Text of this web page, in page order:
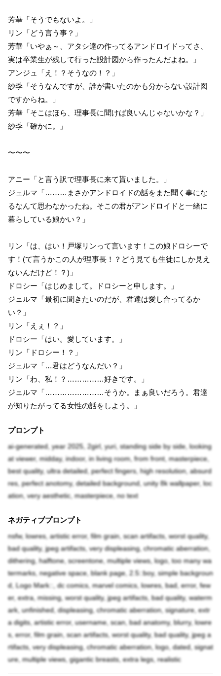
芳華「そうでもないよ。」
リン「どう言う事？」
芳華「いやぁ～、アタシ達の作ってるアンドロイドってさ、
実は卒業生が残して行った設計図から作ったんだよね。」
アンジュ「え！？そうなの！？」
紗季「そうなんですが、誰が書いたのかも分からない設計図
ですからね。」
芳華「そこはほら、理事長に聞けば良いんじゃないかな？」
紗季「確かに。」
〜〜〜
アニー「と言う訳で理事長に来て貰いました。」
ジェルマ「………まさかアンドロイドの話をまた聞く事にな
るなんて思わなかったね。そこの君がアンドロイドと一緒に
暮らしている娘かい？」
リン「は、はい！戸塚リンって言います！この娘ドロシーで
す！(て言うかこの人が理事長！？どう見ても生徒にしか見え
ないんだけど！？)」
ドロシー「はじめまして。ドロシーと申します。」
ジェルマ「最初に聞きたいのだが、君達は愛し合ってるか
い？」
リン「えぇ！？」
ドロシー「はい。愛しています。」
リン「ドロシー！？」
ジェルマ「…君はどうなんだい？」
リン「わ、私！？……………好きです。」
ジェルマ「……………………そうか。まぁ良いだろう。君達
が知りたがってる女性の話をしよう。」
プロンプト
ai-generated, year 2025, 2girl, yuri, standing side by side, looking
at viewer, midday, indoor, in living room, from front, masterpiece,
best quality, ultra detailed, perfect fingers, high resolution, absurd
res, perfect anotomy, detailed background, unity 8k wallpaper, loc
ation, very aesthetic, masterpiece, no text
ネガティブプロンプト
nsfw, lowres, artistic error, film grain, scan artifacts, worst quality,
bad quality, jpeg artifacts, very displeasing, chromatic aberration,
dithering, halftone, screentone, multiple views, logo, too many wa
termarks, negative space, blank page, 2.5::boy, simple backgroun
d, Logo Mark::, dc comics, marvel comics, lowres, bad, error, few
er, extra, missing, worst quality, jpeg artifacts, bad quality, waterm
ark, unfinished, displeasing, chromatic aberration, signature, extr
a digits, artistic error, username, scan, bad anatomy, blurry, lowre
s, error, film grain, scan artifacts, worst quality, bad quality, jpeg a
rtifacts, very displeasing, chromatic aberration, logo, dated, signat
ure, multiple views, gigantic breasts, extra legs, realistic